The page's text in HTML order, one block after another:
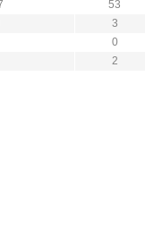
53
3
0
2